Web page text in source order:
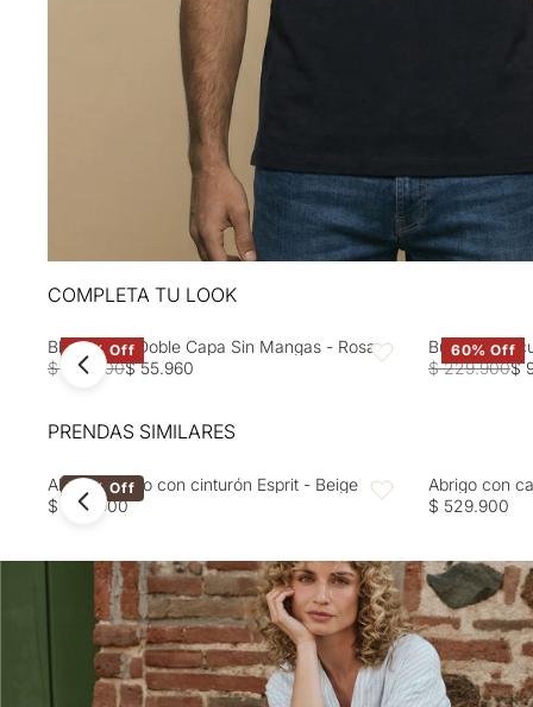
COMPLETA TU LOOK
60% Off Favoritos
Blusa Rosa Doble Capa Sin Mangas - Rosa
$ 139.900$ 55.960
60% Off
Buzo tejido
$ 229.900$
PRENDAS SIMILARES
40% Off Favoritos
Abrigo ceñido con cinturón Esprit - Beige
$ 499.900
Abrigo con
$ 529.900